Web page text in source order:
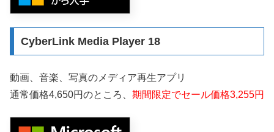
CyberLink Media Player 18
動画、音楽、写真のメディア再生アプリ
通常価格4,650円のところ、 期間限定でセール価格3,255円